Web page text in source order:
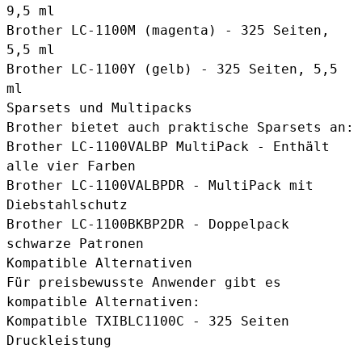
9,5 ml
Brother LC-1100M (magenta)
- 325 Seiten,
5,5 ml
Brother LC-1100Y (gelb)
- 325 Seiten, 5,5
ml
Sparsets und Multipacks
Brother bietet auch praktische Sparsets an:
Brother LC-1100VALBP MultiPack - Enthält
alle vier Farben
Brother LC-1100VALBPDR - MultiPack mit
Diebstahlschutz
Brother LC-1100BKBP2DR - Doppelpack
schwarze Patronen
Kompatible Alternativen
Für preisbewusste Anwender gibt es
kompatible Alternativen:
Kompatible TXIBLC1100C - 325 Seiten
Druckleistung